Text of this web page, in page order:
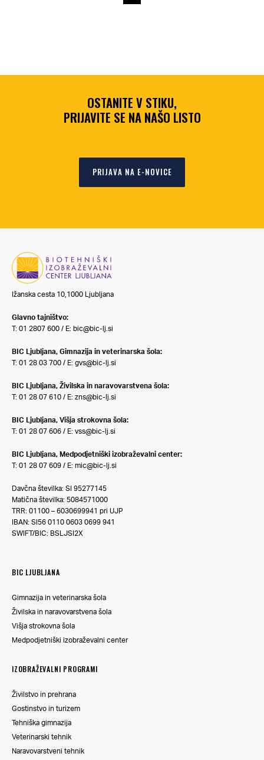
OSTANITE V STIKU,
PRIJAVITE SE NA NAŠO LISTO
PRIJAVA NA E-NOVICE
Ižanska cesta 10,1000 Ljubljana
Glavno tajništvo:
T: 01 2807 600 / E: bic@bic-lj.si
BIC Ljubljana, Gimnazija in veterinarska šola:
T: 01 28 03 700 / E: gvs@bic-lj.si
BIC Ljubljana, Živilska in naravovarstvena šola:
T: 01 28 07 610 / E: zns@bic-lj.si
BIC Ljubljana, Višja strokovna šola:
T: 01 28 07 606 / E: vss@bic-lj.si
BIC Ljubljana, Medpodjetniški izobraževalni center:
T: 01 28 07 609 / E: mic@bic-lj.si
Davčna številka: SI 95277145
Matična številka: 5084571000
TRR: 01100 – 6030699941 pri UJP
IBAN: SI56 0110 0603 0699 941
SWIFT/BIC: BSLJSI2X
BIC LJUBLJANA
Gimnazija in veterinarska šola
Živilska in naravovarstvena šola
Višja strokovna šola
Medpodjetniški izobraževalni center
IZOBRAŽEVALNI PROGRAMI
Živilstvo in prehrana
Gostinstvo in turizem
Tehniška gimnazija
Veterinarski tehnik
Naravovarstveni tehnik